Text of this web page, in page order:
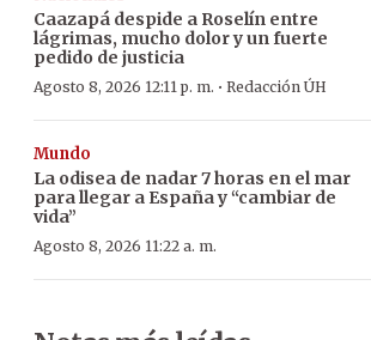
Caazapá despide a Roselín entre
lágrimas, mucho dolor y un fuerte
pedido de justicia
Agosto 8, 2026 12:11 p. m. · Redacción ÚH
Mundo
La odisea de nadar 7 horas en el mar
para llegar a España y “cambiar de
vida”
Agosto 8, 2026 11:22 a. m.